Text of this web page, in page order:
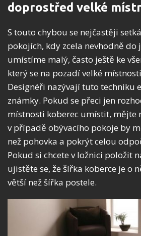
doprostřed velké
S touto chybou se nejčastěji
pokojích, kdy zcela nevhodně do
umístíme malý, často ještě ke
který se na pozadí velké
Designéři nazývají tuto techniku
známky. Pokud se přeci jen
místnosti koberec umístit, mějte
v případě obývacího pokoje by
než pohovka a pokrýt celou
Pokud si chcete v ložnici položit
ujistěte se, že šířka koberce je o
větší než šířka postele.